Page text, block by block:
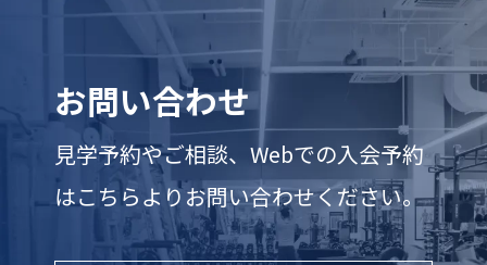
お問い合わせ
見学予約やご相談、Webでの入会予約
はこちらよりお問い合わせください。